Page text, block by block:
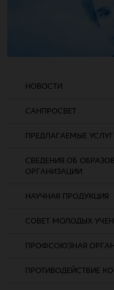
НОВОСТИ
САНПРОСВЕТ
ПРЕДЛАГАЕМЫЕ
СВЕДЕНИЯ ОБ
ОРГАНИЗАЦИИ
НАУЧНАЯ ПРОДУКЦИЯ
СОВЕТ МОЛОДЫХ
ПРОФСОЮЗНАЯ
ПРОТИВОДЕЙСТВИЕ